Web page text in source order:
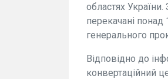
областях
перекачані
генерального
Відповідно до
конвертаційний